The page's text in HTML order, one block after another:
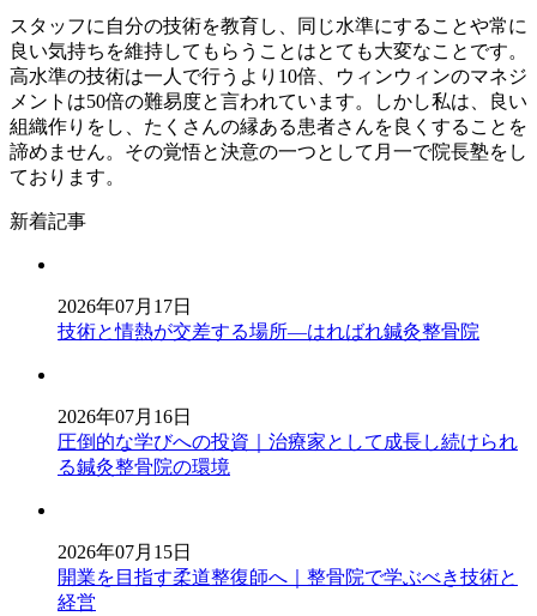
スタッフに自分の技術を教育し、同じ水準にすることや常に
良い気持ちを維持してもらうことはとても大変なことです。
高水準の技術は一人で行うより10倍、ウィンウィンのマネジ
メントは50倍の難易度と言われています。しかし私は、良い
組織作りをし、たくさんの縁ある患者さんを良くすることを
諦めません。その覚悟と決意の一つとして月一で院長塾をし
ております。
新着記事
2026年07月17日
技術と情熱が交差する場所—はればれ鍼灸整骨院
2026年07月16日
圧倒的な学びへの投資｜治療家として成長し続けられ
る鍼灸整骨院の環境
2026年07月15日
開業を目指す柔道整復師へ｜整骨院で学ぶべき技術と
経営